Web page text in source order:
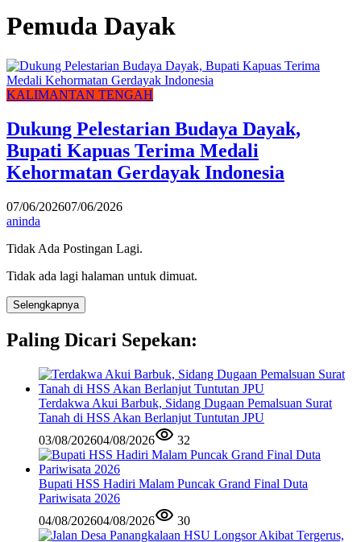
Pemuda Dayak
KALIMANTAN TENGAH
Dukung Pelestarian Budaya Dayak,
Bupati Kapuas Terima Medali
Kehormatan Gerdayak Indonesia
07/06/202607/06/2026
aninda
Tidak Ada Postingan Lagi.
Tidak ada lagi halaman untuk dimuat.
Selengkapnya
Paling Dicari Sepekan:
Terdakwa Akui Barbuk, Sidang Dugaan Pemalsuan Surat
Tanah di HSS Akan Berlanjut Tuntutan JPU
03/08/202604/08/2026 32
Bupati HSS Hadiri Malam Puncak Grand Final Duta
Pariwisata 2026
04/08/202604/08/2026 30